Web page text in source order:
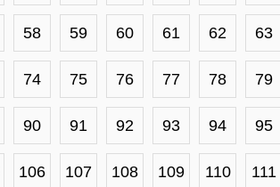
58 59 60 61 62 63
74 75 76 77 78 79
90 91 92 93 94 95
106 107 108 109 110 111